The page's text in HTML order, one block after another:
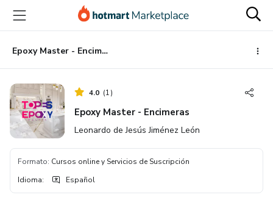
principal
página
de
página
Epoxy Master - Encimeras
4.0 (1)
Epoxy Master - Encimeras
Leonardo de Jesús Jiménez León
Formato: Cursos online y Servicios de Suscripción
Idioma: Español